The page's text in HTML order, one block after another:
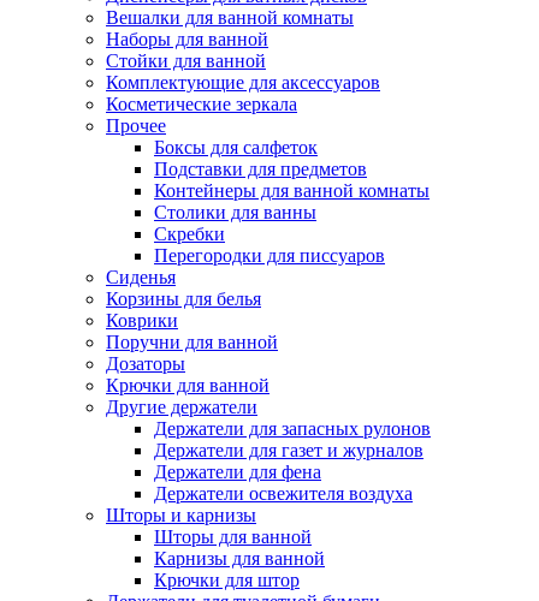
Вешалки для ванной комнаты
Наборы для ванной
Стойки для ванной
Комплектующие для аксессуаров
Косметические зеркала
Прочее
Боксы для салфеток
Подставки для предметов
Контейнеры для ванной комнаты
Столики для ванны
Скребки
Перегородки для писсуаров
Сиденья
Корзины для белья
Коврики
Поручни для ванной
Дозаторы
Крючки для ванной
Другие держатели
Держатели для запасных рулонов
Держатели для газет и журналов
Держатели для фена
Держатели освежителя воздуха
Шторы и карнизы
Шторы для ванной
Карнизы для ванной
Крючки для штор